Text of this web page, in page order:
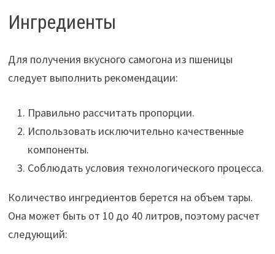
Ингредиенты
Для получения вкусного самогона из пшеницы
следует выполнить рекомендации:
Правильно рассчитать пропорции.
Использовать исключительно качественные
компоненты.
Соблюдать условия технологического процесса.
Количество ингредиентов берется на объем тары.
Она может быть от 10 до 40 литров, поэтому расчет
следующий: